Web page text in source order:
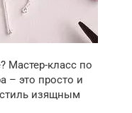
Мастер-класс по
– это просто и
стиль изящным